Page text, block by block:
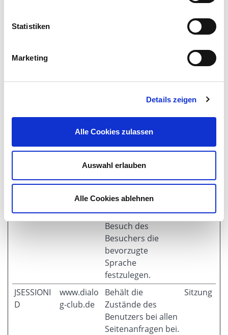
Statistiken
Marketing
Details zeigen
Alle Cookies zulassen
Auswahl erlauben
Alle Cookies ablehnen
COOKIE_S
1 Jahr
Zustimmungsstatu
aktuellen Domäne.
GUEST_LA
D
www.dialo
g-club.de
Bestimmt die
bevorzugte
Sprache des
cht der Webseite,
beim erneuten
Besuch des
Besuchers die
bevorzugte
Sprache
festzulegen.
1 Jahr
JSESSIONI
D
www.dialo
g-club.de
Behält die
Zustände des
Benutzers bei allen
Seitenanfragen bei.
Sitzung